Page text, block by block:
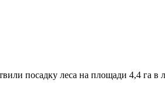
посадку леса на площади 4,4 га